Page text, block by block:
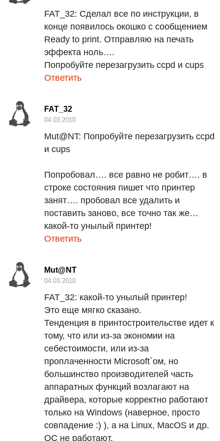
FAT _32: Сделал все по инструкции, в
конце появилось окошко с сообщением
Ready to print. Отправляю на печать
эффекта ноль….
Попробуйте перезагрузить ccpd и cups
Ответить
FAT_32
04.03.2010
Mut@NT: Попробуйте перезагрузить ccpd
и cups
Попробовал…. все равно не робит…. в
строке состояния пишет что принтер
занят…. пробовал все удалить и
поставить заново, все точно так же…
какой-то унылый принтер!
Ответить
Mut@NT
04.03.2010
FAT _32: какой-то унылый принтер!
Это еще мягко сказано.
Тенденция в принтостроительстве идет к
тому, что или из-за экономии на
себестоимости, или из-за
проплаченности Microsoft`ом, но
большинство производителей часть
аппаратных функций возлагают на
драйвера, которые корректно работают
только на Windows (наверное, просто
совпадение :) ), а на Linux, MacOS и др.
ОС не работают.